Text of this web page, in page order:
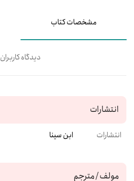
مشخصات کتاب
دیدگاه کاربران
انتشارات
انتشارات ابن سینا
مولف / مترجم